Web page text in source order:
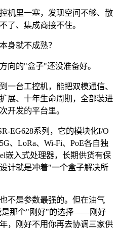
机里一塞，发现空间不够、散
了、集成商接不住。
身就不成熟？
向的"盒子"还没准备好。
一台工控机，能把双模通信、
展、十年生命周期，全部装进
开发的平台里。
EG628系列，它的模块化I/O
、LoRa、Wi-Fi、PoE各自独
嵌入式处理器，长期供货有保
计就是冲着"一个盒子解决所
不是参数最强的。但在油气
是那个"刚好"的选择——刚好
，刚好不用你再去协调三家供